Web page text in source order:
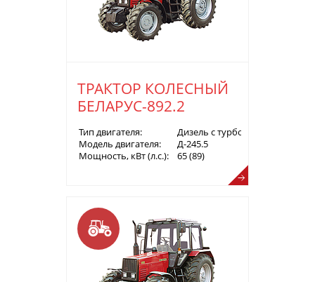
ТРАКТОР КОЛЕСНЫЙ
БЕЛАРУС-892.2
Тип двигателя:
Дизель с турбонаддувом
Модель двигателя:
Д-245.5
Мощность, кВт (л.с.):
65 (89)